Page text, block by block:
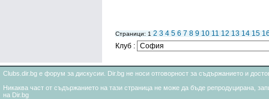
Страници: 1 2 3 4 5 6 7 8 9 10 11 12 13 14 15
Клуб :
Clubs.dir.bg е форум за дискусии. Dir.bg не носи отговорност за съдържанието и
Никаква част от съдържанието на тази страница не може да бъде репродуцирана,
на Dir.bg